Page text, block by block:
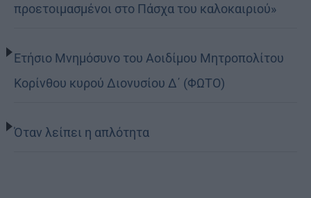
προετοιμασμένοι στο Πάσχα του καλοκαιριού»
Ετήσιο Μνημόσυνο του Αοιδίμου Μητροπολίτου
Κορίνθου κυρού Διονυσίου Δ΄ (ΦΩΤΟ)
Όταν λείπει η απλότητα